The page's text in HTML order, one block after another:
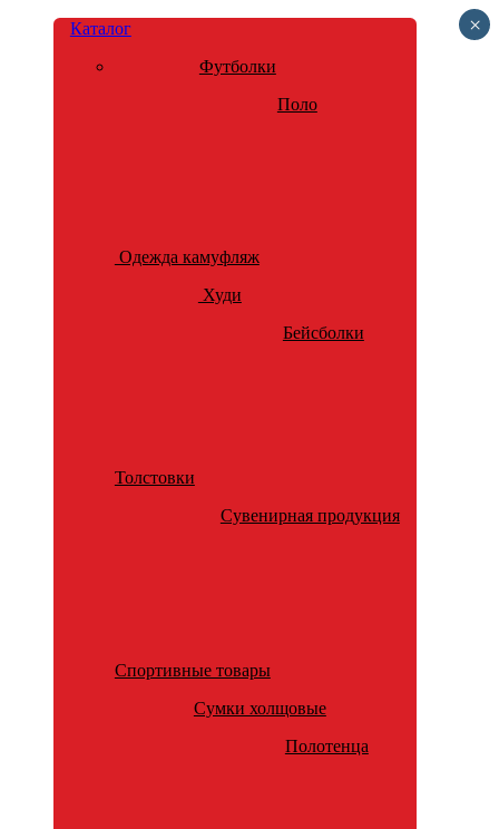
Каталог
Футболки
Поло
Одежда камуфляж
Худи
Бейсболки
Толстовки
Сувенирная продукция
Спортивные товары
Сумки холщовые
Полотенца
×